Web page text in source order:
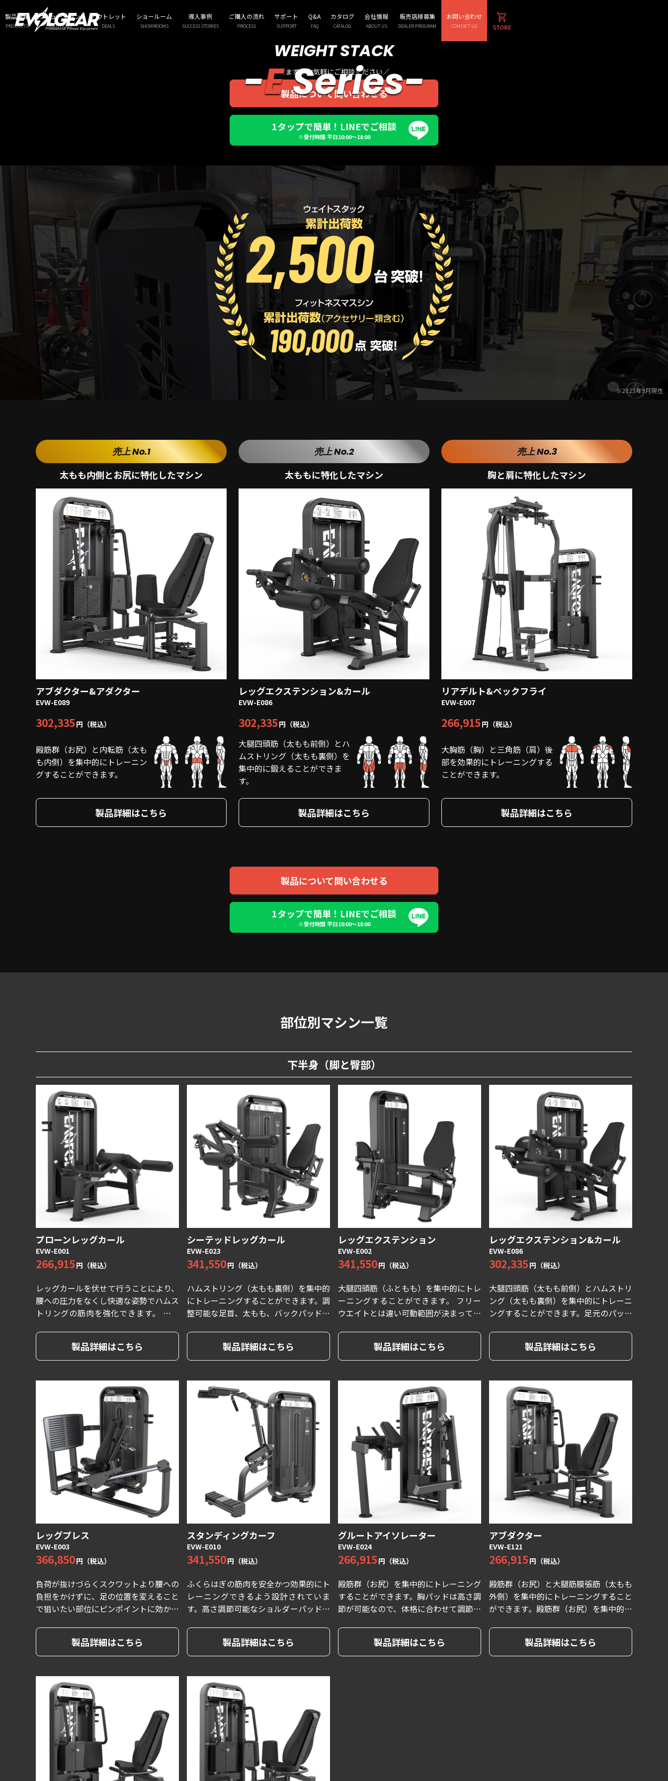
製品情報
PRODUCTS
ソリューション
SOLUTIONS
アウトレット
DEALS
ショールーム
SHOWROOMS
導入事例
SUCCESS STORIES
ご購入の流れ
PROCESS
サポート
SUPPORT
Q&A
FAQ
カタログ
CATALOG
会社情報
ABOUT US
販売店様募集
DEALER PROGRAM
お問い合わせ
CONTACT US
WEIGHT STACK
-ESeries-
世界のトップ選手から高く評価されています。
＼まずはお気軽にご相談ください／
製品について問い合わせる
1タップで簡単！LINEでご相談
※受付時間 平日10:00〜18:00
※2025年9月現在
売上 No.1
太もも内側とお尻に特化したマシン
アブダクター&アダクター
EVW-E089
302,335円（税込）
殿筋群（お尻）と内転筋（太も
も内側）を集中的にトレーニン
グすることができます。
製品詳細はこちら
売上 No.2
太ももに特化したマシン
レッグエクステンション&カール
EVW-E086
302,335円（税込）
大腿四頭筋（太もも前側）とハ
ムストリング（太もも裏側）を
集中的に鍛えることができま
す。
製品詳細はこちら
売上 No.3
胸と肩に特化したマシン
リアデルト&ペックフライ
EVW-E007
266,915円（税込）
大胸筋（胸）と三角筋（肩）後
部を効果的にトレーニングする
ことができます。
製品詳細はこちら
製品について問い合わせる
1タップで簡単！LINEでご相談
※受付時間 平日10:00〜18:00
部位別マシン一覧
下半身（脚と臀部）
プローンレッグカール
EVW-E001
266,915円（税込）
レッグカールを伏せて行うことにより、
腰への圧力をなくし快適な姿勢でハムス
トリングの筋肉を強化できます。 また
ムでトレーニングが行えます。
製品詳細はこちら
シーテッドレッグカール
EVW-E023
341,550円（税込）
ハムストリング（太もも裏側）を集中的
にトレーニングすることができます。調
整可能な足首、太もも、バックパッドは
ができ、座った状態で動作を行うことに
より腰へ負担をかけずにトレーニングを
行えます。
製品詳細はこちら
レッグエクステンション
EVW-E002
341,550円（税込）
大腿四頭筋（ふともも）を集中的にトレ
ーニングすることができます。 フリー
ウエイトとは違い可動範囲が決まってい
安全にトレーニングが出来ます。 最適
な角度のシートと調整可能なバックパッ
ドはすべてのユーザーにフィットし快適
製品詳細はこちら
レッグエクステンション&カール
EVW-E086
302,335円（税込）
大腿四頭筋（太もも前側）とハムストリ
ング（太もも裏側）を集中的にトレーニ
ングすることができます。足元のパッド
この１台でエクステンションとカールの
2種目のトレーニングを実施することが
可能です。
製品詳細はこちら
レッグプレス
EVW-E003
366,850円（税込）
負荷が抜けづらくスクワットより腰への
負担をかけずに、足の位置を変えること
で狙いたい部位にピンポイントに効かせ
製品詳細はこちら
スタンディングカーフ
EVW-E010
341,550円（税込）
ふくらはぎの筋肉を安全かつ効果的にト
レーニングできるよう設計されていま
す。高さ調節可能なショルダーパッドは
り止めのフットプレートによりつま先立
ちでも安全にふくらはぎの筋肉群を効果
的にトレーニング可能です。
製品詳細はこちら
グルートアイソレーター
EVW-E024
266,915円（税込）
殿筋群（お尻）を集中的にトレーニング
することができます。胸パッドは高さ調
節が可能なので、体格に合わせて調節す
殿筋群（お尻）にアプローチすることが
可能です。製品詳細はこちら
アブダクター
EVW-E121
266,915円（税込）
殿筋群（お尻）と大腿筋膜張筋（太もも
外側）を集中的にトレーニングすること
ができます。殿筋群（お尻）を集中的に
により骨盤が前傾姿勢になり、初心者の
方でも集中的にトレーニングを行えま
す。
製品詳細はこちら